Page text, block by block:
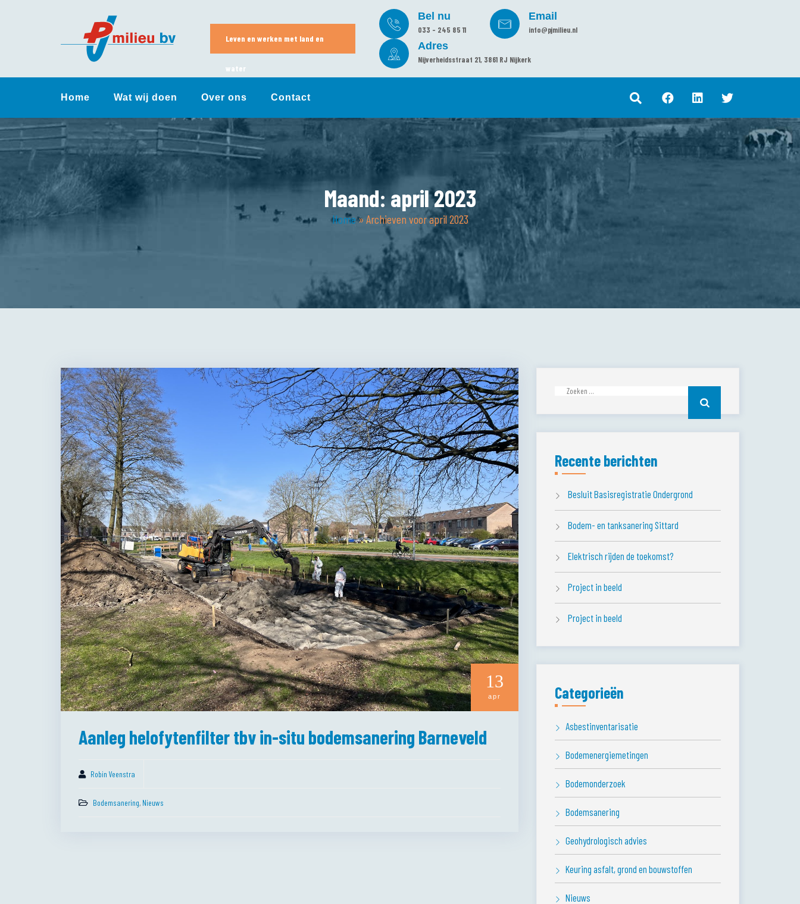
Leven en werken met land en
water
Bel nu
033 - 245 85 11
Email
info@pjmilieu.nl
Adres
Nijverheidsstraat 21, 3861 RJ Nijkerk
Home Wat wij doen Over ons Contact
Maand:april 2023
Home» Archieven voor april 2023
13
apr
Aanleg helofytenfilter tbv in-situ bodemsanering Barneveld
Robin Veenstra
Bodemsanering, Nieuws
Zoeken
Recente berichten
Besluit Basisregistratie Ondergrond
Bodem- en tanksanering Sittard
Elektrisch rijden de toekomst?
Project in beeld
Project in beeld
Categorieën
Asbestinventarisatie
Bodemenergiemetingen
Bodemonderzoek
Bodemsanering
Geohydrologisch advies
Keuring asfalt, grond en bouwstoffen
Nieuws